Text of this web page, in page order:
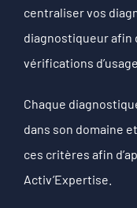
centraliser vos
diagnostiqueur afin
vérifications
Chaque
dans son domaine
ces critères afin
Activ’Expertise.